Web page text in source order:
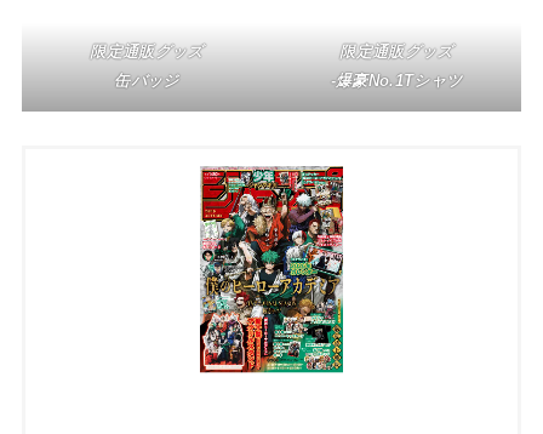
限定通販グッズ
缶バッジ
限定通販グッズ
-爆豪No.1Tシャツ